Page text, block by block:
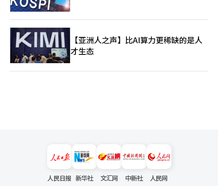
【亚洲人之声】比AI算力更稀缺的是人
才生态
人民日报 新华社 文汇网 中新社 人民网